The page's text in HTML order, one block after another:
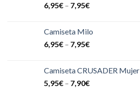
6,95€ – 7,95€
Camiseta Milo
6,95€ – 7,95€
Camiseta CRUSADER Mujer
5,95€ – 7,90€